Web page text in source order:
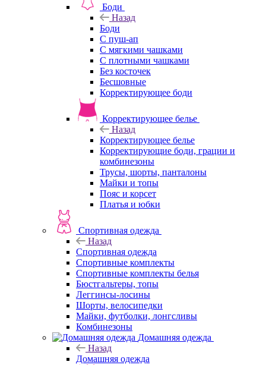
Боди
Назад
Боди
С пуш-ап
С мягкими чашками
С плотными чашками
Без косточек
Бесшовные
Корректирующее боди
Корректирующее белье
Назад
Корректирующее белье
Корректирующие боди, грации и
комбинезоны
Трусы, шорты, панталоны
Майки и топы
Пояс и корсет
Платья и юбки
Спортивная одежда
Назад
Спортивная одежда
Спортивные комплекты
Спортивные комплекты белья
Бюстгальтеры, топы
Леггинсы-лосины
Шорты, велосипедки
Майки, футболки, лонгсливы
Комбинезоны
Домашняя одежда
Назад
Домашняя одежда